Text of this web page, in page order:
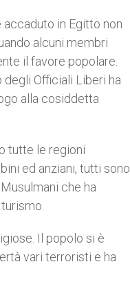
accaduto in Egitto non
alcuni membri
il favore popolare.
Officiali Liberi ha
alla cosiddetta
tutte le regioni
ed anziani, tutti sono
che ha
Il popolo si è
vari terroristi e ha